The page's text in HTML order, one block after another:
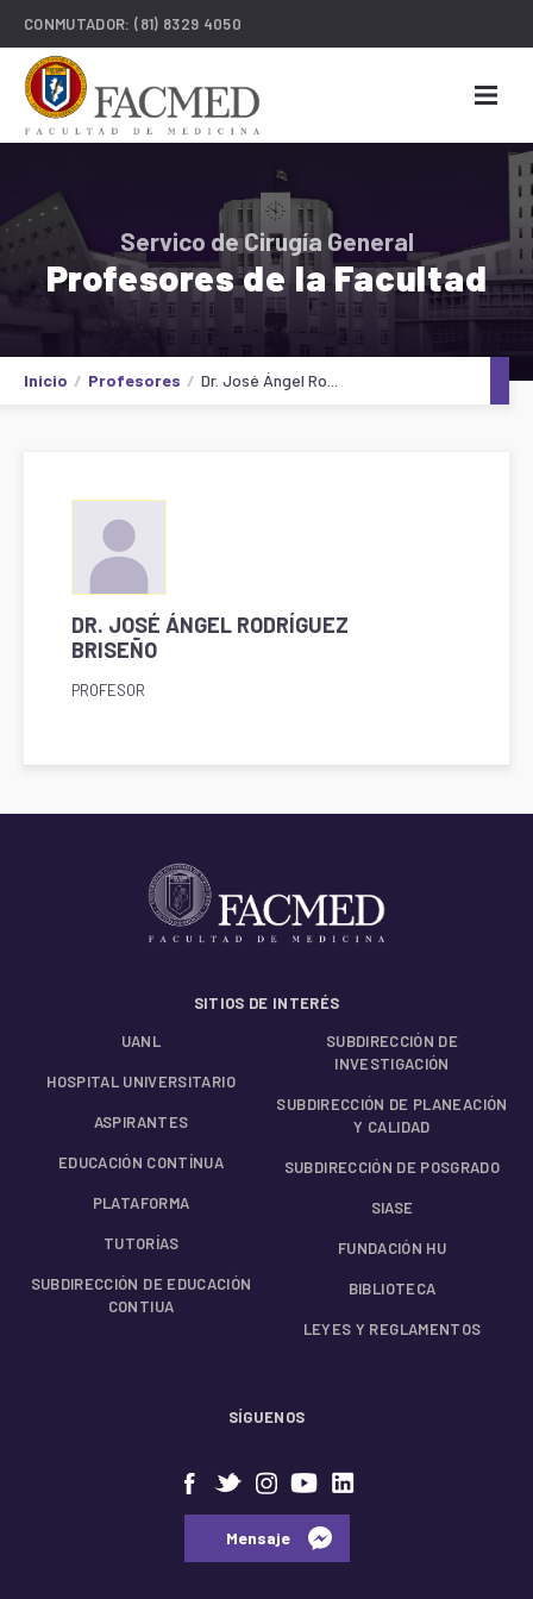
CONMUTADOR:(81) 8329 4050
Servico de Cirugía General
Profesores de la Facultad
Inicio Profesores Dr. José Ángel Ro...
DR. JOSÉ ÁNGEL RODRÍGUEZ
BRISEÑO
PROFESOR
SITIOS DE INTERÉS
UANL
HOSPITAL UNIVERSITARIO
ASPIRANTES
EDUCACIÓN CONTÍNUA
PLATAFORMA
TUTORÍAS
SUBDIRECCIÓN DE EDUCACIÓN
CONTIUA
SUBDIRECCIÓN DE
INVESTIGACIÓN
SUBDIRECCIÓN DE PLANEACIÓN
Y CALIDAD
SUBDIRECCIÓN DE POSGRADO
SIASE
FUNDACIÓN HU
BIBLIOTECA
LEYES Y REGLAMENTOS
SÍGUENOS
⠀⠀Mensaje⠀